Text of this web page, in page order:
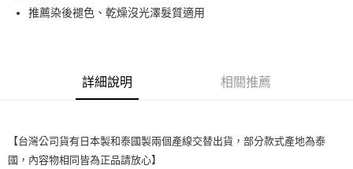
流程，驗證手機門號後，選擇欲分期的期數、繳款截止日，確認付款後即完
成交易。
法說明評估內容。
【繳款方式說明】
2.透過簡訊連結打開帳單後，可選擇「超商條碼／台灣大直營門市／銀行轉
帳／街口支付／iPASS MONEY」等通路繳費。
運送方式
付款後全家取貨
7-11取貨付款
每筆NT$65，滿NT$1,699(含以上)免運費
推薦染後褪色、乾燥沒光澤髮質適用
詳細說明 相關推薦
【台灣公司貨有日本製和泰國製兩個產線交替出貨，部分款式產地為泰
國，內容物相同皆為正品請放心】